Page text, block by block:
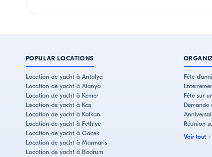
POPULAR LOCATIONS
Location de yacht à Antalya
Location de yacht à Alanya
Location de yacht à Kemer
Location de yacht à Kaş
Location de yacht à Kalkan
Location de yacht à Fethiye
Location de yacht à Göcek
Location de yacht à Marmaris
Location de yacht à Bodrum
Fête
Fête sur
Réunion
Voir tout+